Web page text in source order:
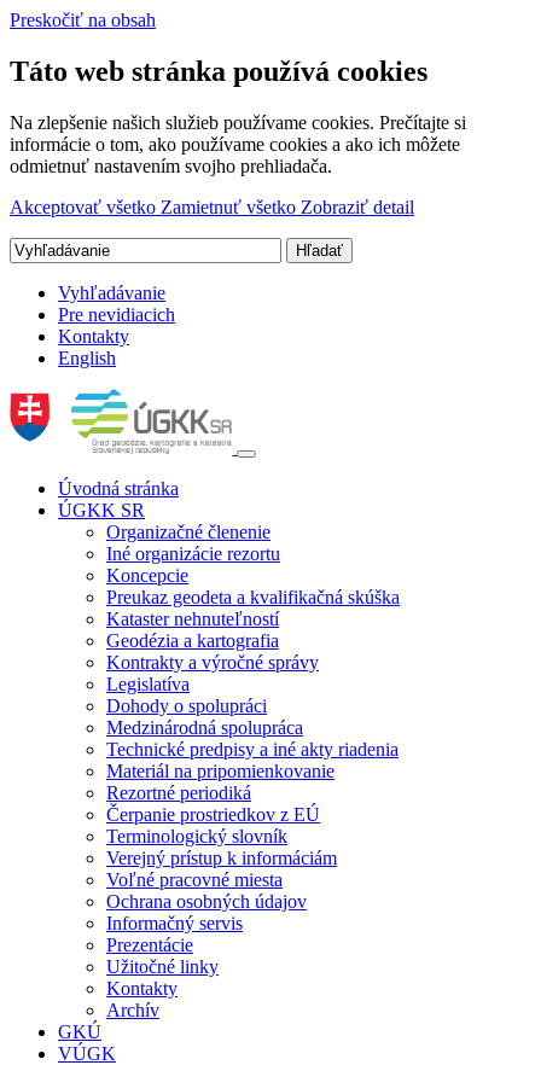
Preskočiť na obsah
Táto web stránka používá cookies
Na zlepšenie našich služieb používame cookies. Prečítajte si
informácie o tom, ako používame cookies a ako ich môžete
odmietnuť nastavením svojho prehliadača.
Akceptovať všetko Zamietnuť všetko Zobraziť detail
Vyhľadávanie
Pre nevidiacich
Kontakty
English
Úvodná stránka
ÚGKK SR
Organizačné členenie
Iné organizácie rezortu
Koncepcie
Preukaz geodeta a kvalifikačná skúška
Kataster nehnuteľností
Geodézia a kartografia
Kontrakty a výročné správy
Legislatíva
Dohody o spolupráci
Medzinárodná spolupráca
Technické predpisy a iné akty riadenia
Materiál na pripomienkovanie
Rezortné periodiká
Čerpanie prostriedkov z EÚ
Terminologický slovník
Verejný prístup k informáciám
Voľné pracovné miesta
Ochrana osobných údajov
Informačný servis
Prezentácie
Užitočné linky
Kontakty
Archív
GKÚ
VÚGK